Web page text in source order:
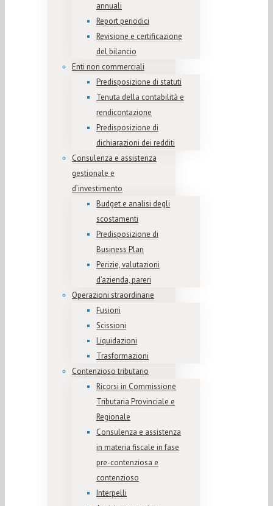
annuali
Report periodici
Revisione e certificazione
del bilancio
Enti non commerciali
Predisposizione di statuti
Tenuta della contabilità e
rendicontazione
Predisposizione di
dichiarazioni dei redditi
Consulenza e assistenza
gestionale e
d’investimento
Budget e analisi degli
scostamenti
Predisposizione di
Business Plan
Perizie, valutazioni
d’azienda, pareri
Operazioni straordinarie
Fusioni
Scissioni
Liquidazioni
Trasformazioni
Contenzioso tributario
Ricorsi in Commissione
Tributaria Provinciale e
Regionale
Consulenza e assistenza
in materia fiscale in fase
pre-contenziosa e
contenzioso
Interpelli